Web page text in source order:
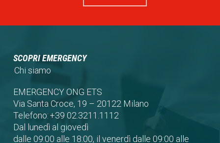
SCOPRI EMERGENCY
Chi siamo
EMERGENCY ONG ETS
Via Santa Croce, 19 – 20122 Milano
Telefono:+39 02.3211.1112
Dal lunedì al giovedì
dalle 09:00 alle 18:00, il venerdì dalle 09:00 alle